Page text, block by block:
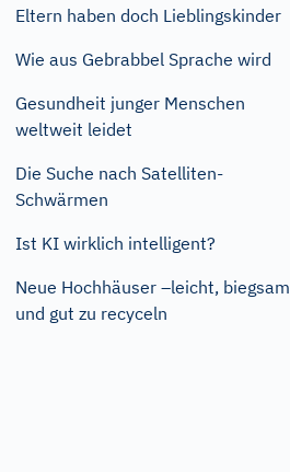
Eltern haben doch Lieblingskinder
Wie aus Gebrabbel Sprache wird
Gesundheit junger Menschen
weltweit leidet
Die Suche nach Satelliten-
Schwärmen
Ist KI wirklich intelligent?
Neue Hochhäuser –leicht, biegsam
und gut zu recyceln